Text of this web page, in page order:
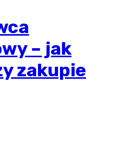
– jak
zakupie